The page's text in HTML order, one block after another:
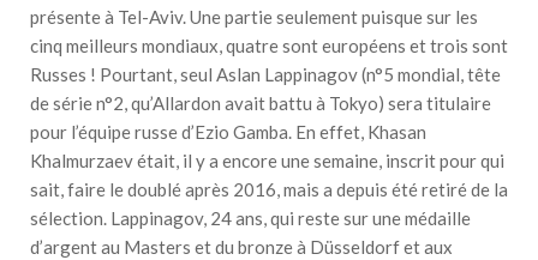
présente à Tel-Aviv. Une partie seulement puisque sur les
cinq meilleurs mondiaux, quatre sont européens et trois sont
Russes ! Pourtant, seul Aslan Lappinagov (n°5 mondial, tête
de série n°2, qu’Allardon avait battu à Tokyo) sera titulaire
pour l’équipe russe d’Ezio Gamba. En effet, Khasan
Khalmurzaev était, il y a encore une semaine, inscrit pour qui
sait, faire le doublé après 2016, mais a depuis été retiré de la
sélection. Lappinagov, 24 ans, qui reste sur une médaille
d’argent au Masters et du bronze à Düsseldorf et aux